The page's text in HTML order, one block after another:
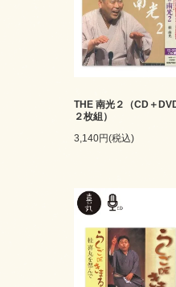
THE 南光２（CD＋
２枚組）
3,140円(税込)